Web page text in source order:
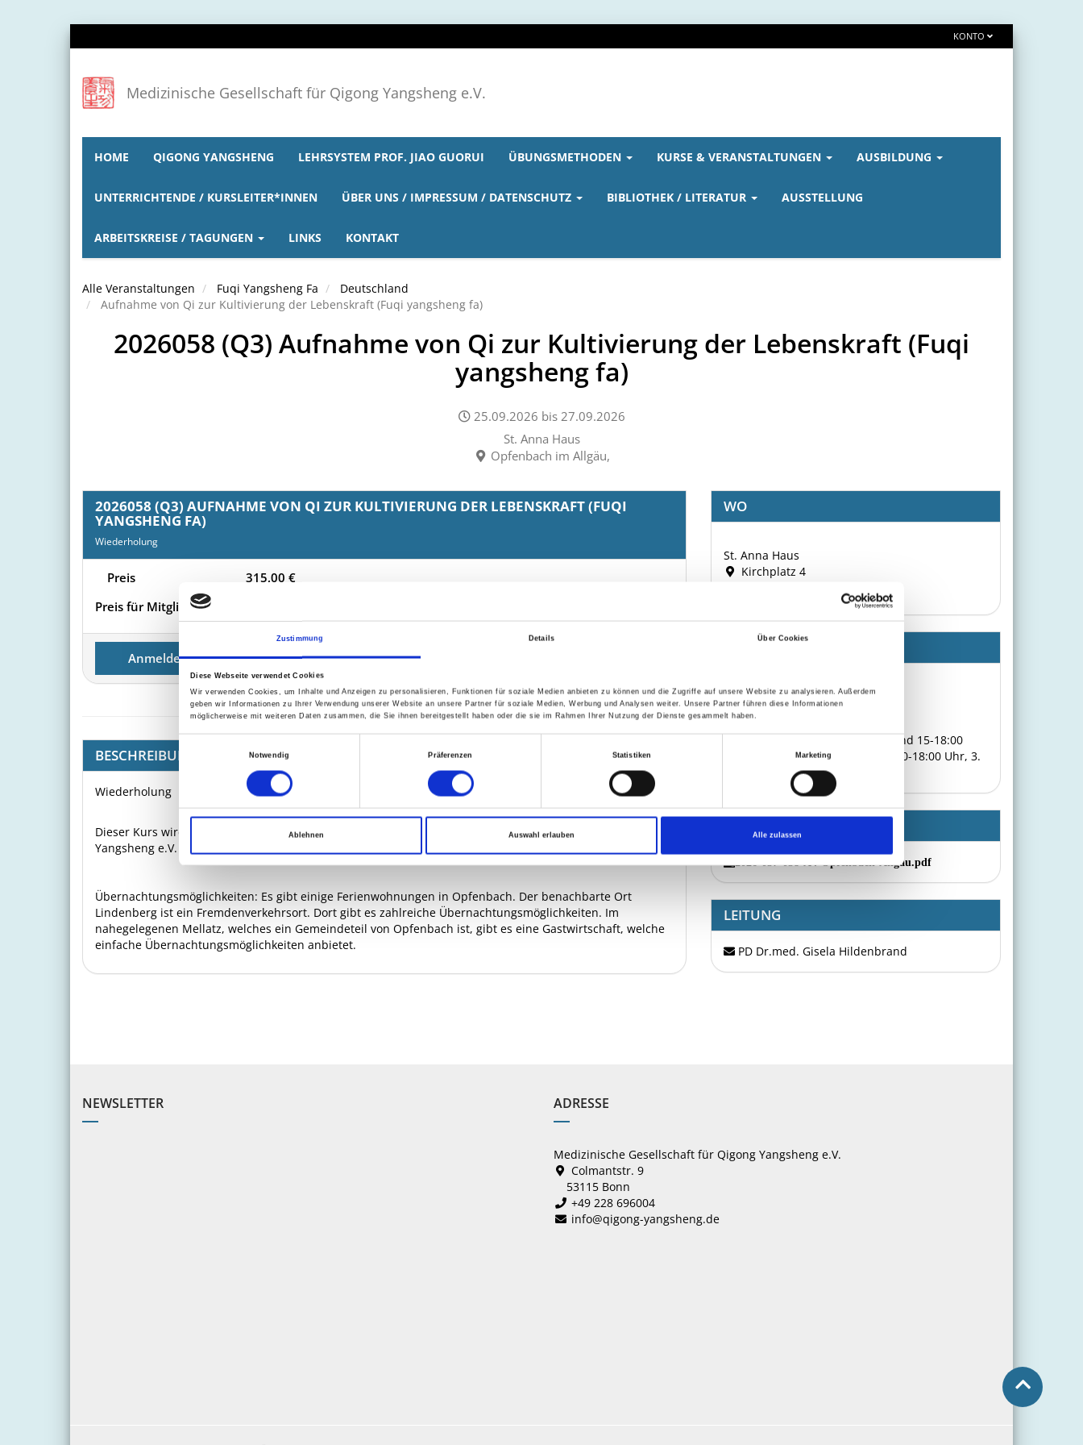
Zustimmung Details Über Cookies
Diese Webseite verwendet Cookies
Wir verwenden Cookies, um Inhalte und Anzeigen zu personalisieren, Funktionen für soziale Medien anbieten zu können und die Zugriffe auf unsere Website zu analysieren. Außerdem
geben wir Informationen zu Ihrer Verwendung unserer Website an unsere Partner für soziale Medien, Werbung und Analysen weiter. Unsere Partner führen diese Informationen
möglicherweise mit weiteren Daten zusammen, die Sie ihnen bereitgestellt haben oder die sie im Rahmen Ihrer Nutzung der Dienste gesammelt haben.
Notwendig
Präferenzen Statistiken Marketing
Ablehnen Auswahl erlauben Alle zulassen
KONTO
Medizinische Gesellschaft für Qigong Yangsheng e.V.
HOME QIGONG YANGSHENG LEHRSYSTEM PROF. JIAO GUORUI ÜBUNGSMETHODEN KURSE & VERANSTALTUNGEN AUSBILDUNG
UNTERRICHTENDE / KURSLEITER*INNEN ÜBER UNS / IMPRESSUM / DATENSCHUTZ BIBLIOTHEK / LITERATUR AUSSTELLUNG
ARBEITSKREISE / TAGUNGEN LINKS KONTAKT
Alle Veranstaltungen Fuqi Yangsheng Fa
Deutschland
Aufnahme von Qi zur Kultivierung der Lebenskraft (Fuqi yangsheng fa)
2026058 (Q3) Aufnahme von Qi zur Kultivierung der Lebenskraft (Fuqi
yangsheng fa)
25.09.2026 bis 27.09.2026
St. Anna Haus
Opfenbach im Allgäu,
2026058 (Q3) AUFNAHME VON QI ZUR KULTIVIERUNG DER LEBENSKRAFT (FUQI
YANGSHENG FA)
Wiederholung
Preis 315,00 €
Preis für Mitglieder
Anmelden
BESCHREIBUNG
Wiederholung
Dieser Kurs wird als Teil des Weiterbildungsprogramms der Medizinischen Gesellschaft für Qigong
Yangsheng e.V. anerkannt.
Übernachtungsmöglichkeiten: Es gibt einige Ferienwohnungen in Opfenbach. Der benachbarte Ort
Lindenberg ist ein Fremdenverkehrsort. Dort gibt es zahlreiche Übernachtungsmöglichkeiten. Im
nahegelegenen Mellatz, welches ein Gemeindeteil von Opfenbach ist, gibt es eine Gastwirtschaft, welche
einfache Übernachtungsmöglichkeiten anbietet.
WO
St. Anna Haus
Kirchplatz 4
WANN
Bis27.09.2026
Kurszeiten: 1. Kurstag: 9-12:30 und 15-18:00
Uhr, 2. Kurstag: 9-12:30 und 15:00-18:00 Uhr, 3.
Kurstag: 9-13:00 Uhr
2026-057-058-A4-Opfenbach-Allgäu.pdf
LEITUNG
PD Dr.med. Gisela Hildenbrand
NEWSLETTER ADRESSE
Medizinische Gesellschaft für Qigong Yangsheng e.V.
Colmantstr. 9
53115 Bonn
+49 228 696004
info@qigong-yangsheng.de